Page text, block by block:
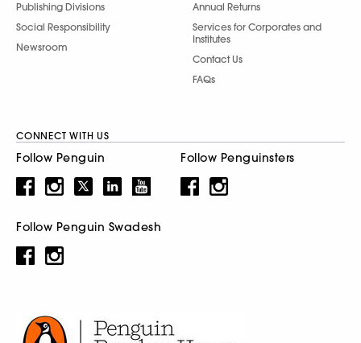
Publishing Divisions
Social Responsibility
Newsroom
Annual Returns
Services for Corporates and
Institutes
Contact Us
FAQs
CONNECT WITH US
Follow Penguin Follow Penguinsters
Follow Penguin Swadesh